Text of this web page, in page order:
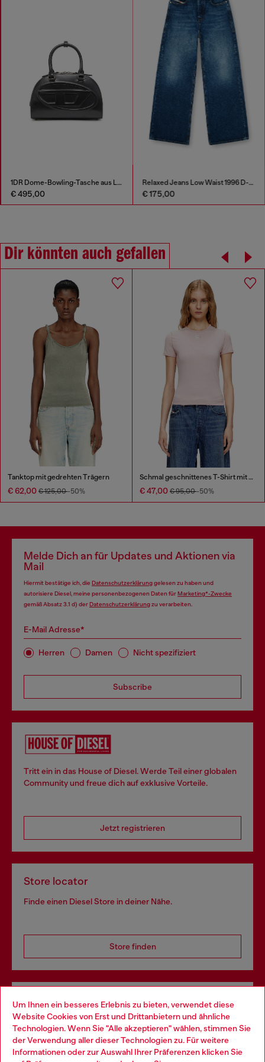
Um Ihnen ein besseres Erlebnis zu bieten, verwendet diese
Website Cookies von Erst und Drittanbietern und ähnliche
Technologien. Wenn Sie "Alle akzeptieren" wählen, stimmen Sie
der Verwendung aller dieser Technologien zu. Für weitere
Informationen oder zur Auswahl Ihrer Präferenzen klicken Sie
1DR Dome-Bowling-Tasche aus Leder
€ 495,00
Relaxed Jeans Low Waist 1996 D-Sire
€ 175,00
Dir könnten auch gefallen
Tanktop mit gedrehten Trägern
€ 62,00 € 125,00-50%
Schmal geschnittenes T-Shirt mit metallischem Oval D
€ 47,00 € 95,00-50%
Melde Dich an für Updates und Aktionen via
Mail
Hiermit bestätige ich, die Datenschutzerklärunggelesen zu haben und
autorisiere Diesel, meine personenbezogenen Daten fürMarketing*-Zwecke
gemäß Absatz 3.1 d) derDatenschutzerklärungzu verarbeiten.
E-Mail Adresse*
Herren Damen Nicht spezifiziert
Subscribe
Tritt ein in das House of Diesel. Werde Teil einer globalen
Community und freue dich auf exklusive Vorteile.
Jetzt registrieren
Store locator
Finde einen Diesel Store in deiner Nähe.
Store finden
Omnichannel-Services
Entdecke unser gesamtes Service-Angebot, online und
im Store.
Choose your location